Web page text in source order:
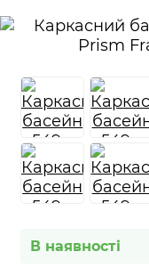
В наявності